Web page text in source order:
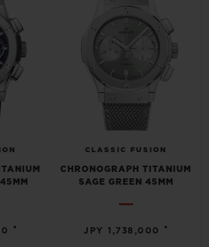
•
CLASSIC FUSION
CHRONOGRAPH TITANIUM
SAGE GREEN 45MM
JPY 1,738,000 •
И РАСШИРЕННАЯ ГАРАНТИЯ
ДОСТАВКИ